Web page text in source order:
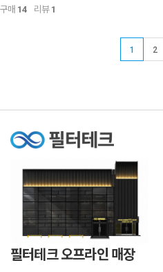
구매 14 리뷰 1
1 2
필터테크 오프라인 매장